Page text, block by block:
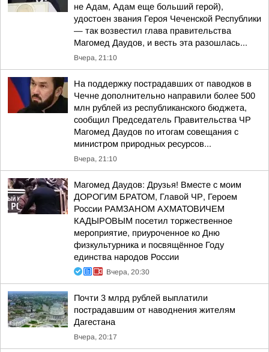
не Адам, Адам еще больший герой),
удостоен звания Героя Чеченской Республики
— так возвестил глава правительства
Магомед Даудов, и весть эта разошлась...
Вчера, 21:10
На поддержку пострадавших от паводков в
Чечне дополнительно направили более 500
млн рублей из республиканского бюджета,
сообщил Председатель Правительства ЧР
Магомед Даудов по итогам совещания с
министром природных ресурсов...
Вчера, 21:10
Магомед Даудов: Друзья! Вместе с моим
ДОРОГИМ БРАТОМ, Главой ЧР, Героем
России РАМЗАНОМ АХМАТОВИЧЕМ
КАДЫРОВЫМ посетил торжественное
мероприятие, приуроченное ко Дню
физкультурника и посвящённое Году
единства народов России
Вчера, 20:30
Почти 3 млрд рублей выплатили
пострадавшим от наводнения жителям
Дагестана
Вчера, 20:17